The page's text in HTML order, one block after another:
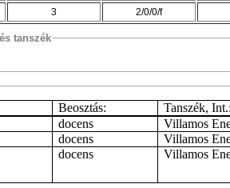
3 2/0/0/f
tanszék
Beosztás:
Tanszék, Int.:
docens
Villamos
docens
Villamos
docens Villamos